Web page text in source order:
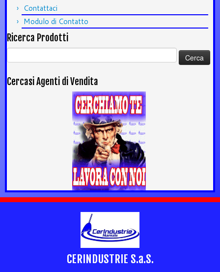
Contattaci
Modulo di Contatto
Ricerca Prodotti
Ricerca
per:
Cercasi Agenti di Vendita
CERINDUSTRIE S.a.S.